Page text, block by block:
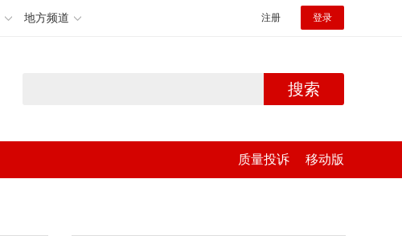
地方频道 注册 登录
搜索
质量投诉 移动版